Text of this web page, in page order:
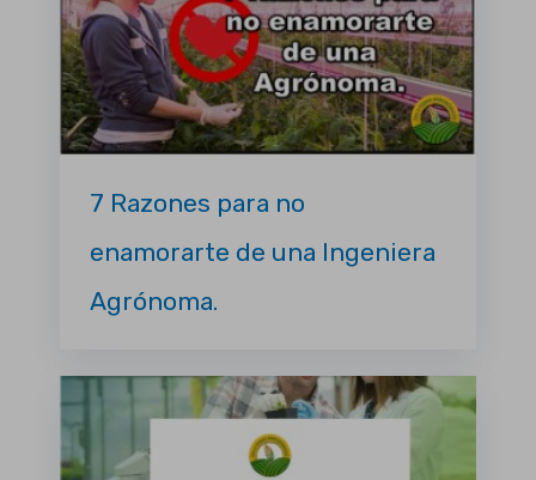
7 Razones para no
enamorarte de una Ingeniera
Agrónoma.